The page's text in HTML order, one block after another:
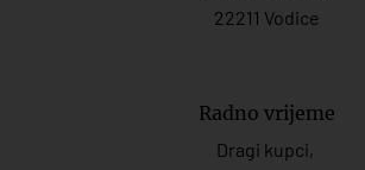
22211 Vodice
Radno vrijeme
Dragi kupci,